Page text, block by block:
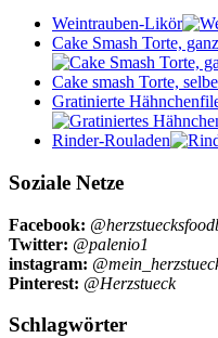
Weintrauben-Likör
Cake Smash Torte,
Cake smash Torte,
Gratinierte
Rinder-Rouladen
Soziale Netze
Facebook:
Twitter: @palenio1
instagram:
Pinterest: @Herzstueck
Schlagwörter